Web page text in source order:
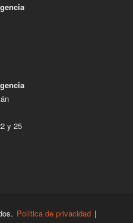
y 25
Política de privacidad |